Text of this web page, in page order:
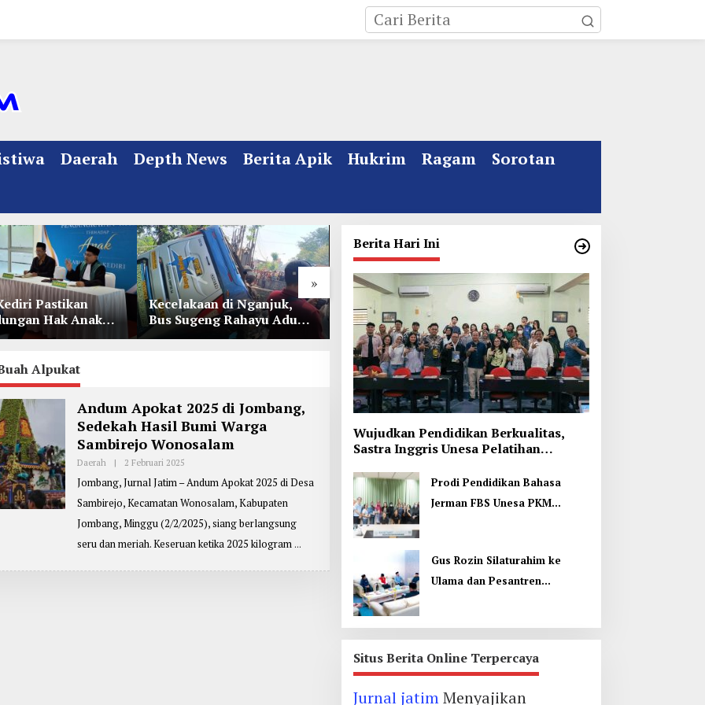
Daerah Depth News Berita Apik Hukrim Ragam
Sorotan
»
Pastikan
Hak Anak
Kecelakaan di Nganjuk,
Bus Sugeng Rahayu Adu
Banteng Dengan Dump
Kebakaran Rumah Mewah
di Jombang, ART Tewas
Diduga Menghirup Asap
Kata Gus Ipul Jelang
Muktamar ke 35 NU
Jombang: Panitia Gupuh,
Suguh, Lungguh
Alpukat
Andum Apokat 2025 di Jombang,
Sedekah Hasil Bumi Warga
Sambirejo Wonosalam
Daerah | 2 Februari 2025
E
R
E
P
O
R
E
Jombang, Jurnal Jatim – Andum Apokat 2025 di Desa
Sambirejo, Kecamatan Wonosalam, Kabupaten
Jombang, Minggu (2/2/2025), siang berlangsung
seru dan meriah. Keseruan ketika 2025 kilogram
Berita Hari Ini
Wujudkan Pendidikan Berkualitas,
Sastra Inggris Unesa Pelatihan
Prodi Pendidikan Bahasa
Jerman FBS Unesa PKM
Gus Rozin Silaturahim ke
Ulama dan Pesantren
Situs Berita Online Terpercaya
Jurnal jatimMenyajikan